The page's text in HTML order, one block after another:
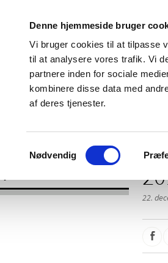
Denne hjemmeside bruger
Vi bruger cookies til at tilpasse
til at analysere vores trafik. Vi
partnere inden for sociale
kombinere disse data med
af deres tjenester.
Samtykkevalg
Nødvendig
Godkendelse og
Bivirkninger og
produktinformation
22.